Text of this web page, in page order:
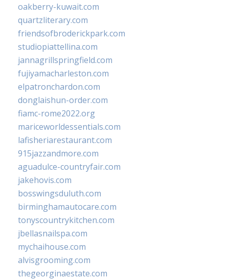
oakberry-kuwait.com
quartzliterary.com
friendsofbroderickpark.com
studiopiattellina.com
jannagrillspringfield.com
fujiyamacharleston.com
elpatronchardon.com
donglaishun-order.com
fiamc-rome2022.org
mariceworldessentials.com
lafisheriarestaurant.com
915jazzandmore.com
aguadulce-countryfair.com
jakehovis.com
bosswingsduluth.com
birminghamautocare.com
tonyscountrykitchen.com
jbellasnailspa.com
mychaihouse.com
alvisgrooming.com
thegeorginaestate.com